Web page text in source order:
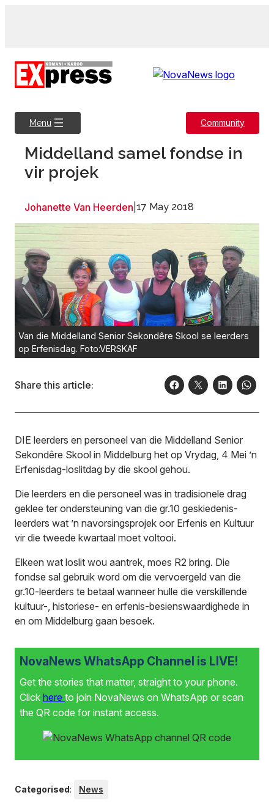
Menu Community
Middelland samel fondse in
vir projek
Johanette Van Heerden 17 May 2018
Van die Middelland Senior Sekondêre Skool se leerders
op Erfenisdag. Foto:VERSKAF
Share this article:
DIE leerders en personeel van die Middelland Senior
Sekondêre Skool in Middelburg het op Vrydag, 4 Mei ’n
Erfenisdag-loslitdag by die skool gehou.
Die leerders en die personeel was in tradisionele drag
geklee ter ondersteuning van die gr.10 geskiedenis-
leerders wat ’n navorsingsprojek oor Erfenis en Kultuur
vir die tweede kwartaal moet voltooi.
Elkeen wat loslit wou aantrek, moes R2 bring. Die
fondse sal gebruik word om die vervoergeld van die
gr.10-leerders te betaal wanneer hulle die verskillende
kultuur-, historiese- en erfenis-besienswaardighede in
en om Middelburg gaan besoek.
NovaNews WhatsApp Channel is LIVE!
Get the stories that matter, straight to your phone.
Click here to join NovaNews on WhatsApp or scan
the QR code for instant access.
Categorised: News